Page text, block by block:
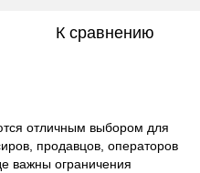
К сравнению
отличным выбором для
продавцов, операторов
важны ограничения